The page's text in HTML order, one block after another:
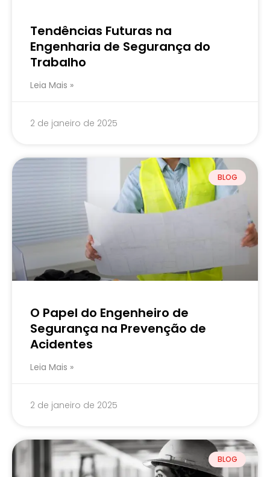
Tendências Futuras na
Engenharia de Segurança do
Trabalho
Leia Mais »
2 de janeiro de 2025
BLOG
O Papel do Engenheiro de
Segurança na Prevenção de
Acidentes
Leia Mais »
2 de janeiro de 2025
BLOG